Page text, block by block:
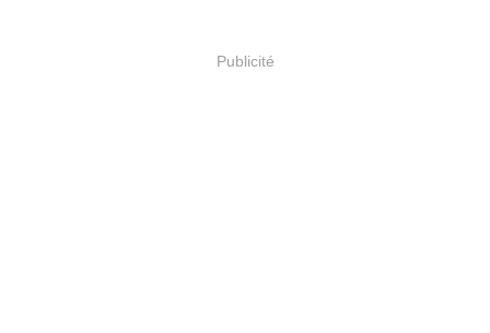
Publicité